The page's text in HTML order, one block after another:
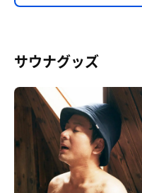
サウナグッズ